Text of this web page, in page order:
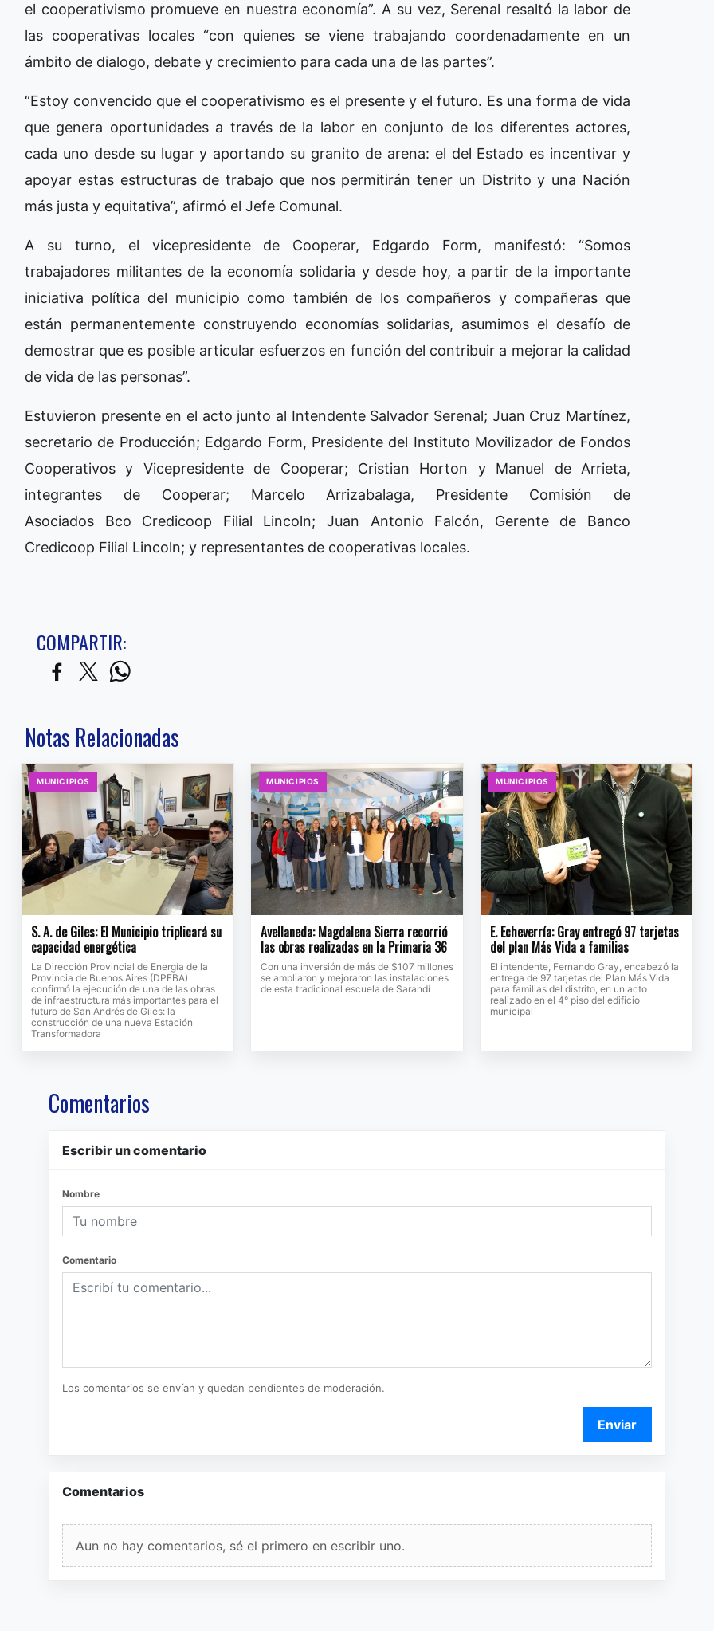
el cooperativismo promueve en nuestra economía”. A su vez, Serenal resaltó la labor de
las cooperativas locales “con quienes se viene trabajando coordenadamente en un
ámbito de dialogo, debate y crecimiento para cada una de las partes”.
“Estoy convencido que el cooperativismo es el presente y el futuro. Es una forma de vida
que genera oportunidades a través de la labor en conjunto de los diferentes actores,
cada uno desde su lugar y aportando su granito de arena: el del Estado es incentivar y
apoyar estas estructuras de trabajo que nos permitirán tener un Distrito y una Nación
más justa y equitativa”, afirmó el Jefe Comunal.
A su turno, el vicepresidente de Cooperar, Edgardo Form, manifestó: “Somos
trabajadores militantes de la economía solidaria y desde hoy, a partir de la importante
iniciativa política del municipio como también de los compañeros y compañeras que
están permanentemente construyendo economías solidarias, asumimos el desafío de
demostrar que es posible articular esfuerzos en función del contribuir a mejorar la calidad
de vida de las personas”.
Estuvieron presente en el acto junto al Intendente Salvador Serenal; Juan Cruz Martínez,
secretario de Producción; Edgardo Form, Presidente del Instituto Movilizador de Fondos
Cooperativos y Vicepresidente de Cooperar; Cristian Horton y Manuel de Arrieta,
integrantes de Cooperar; Marcelo Arrizabalaga, Presidente Comisión de
Asociados Bco Credicoop Filial Lincoln; Juan Antonio Falcón, Gerente de Banco
Credicoop Filial Lincoln; y representantes de cooperativas locales.
COMPARTIR:
Notas Relacionadas
MUNICIPIOS
S. A. de Giles: El Municipio triplicará su
capacidad energética
La Dirección Provincial de Energía de la
Provincia de Buenos Aires (DPEBA)
confirmó la ejecución de una de las obras
de infraestructura más importantes para el
futuro de San Andrés de Giles: la
construcción de una nueva Estación
Transformadora
MUNICIPIOS
Avellaneda: Magdalena Sierra recorrió
las obras realizadas en la Primaria 36
Con una inversión de más de $107 millones
se ampliaron y mejoraron las instalaciones
de esta tradicional escuela de Sarandí
MUNICIPIOS
E. Echeverría: Gray entregó 97 tarjetas
del plan Más Vida a familias
El intendente, Fernando Gray, encabezó la
entrega de 97 tarjetas del Plan Más Vida
para familias del distrito, en un acto
realizado en el 4° piso del edificio
municipal
Comentarios
Escribir un comentario
Nombre
Comentario
Los comentarios se envían y quedan pendientes de moderación.
Enviar
Comentarios
Aun no hay comentarios, sé el primero en escribir uno.